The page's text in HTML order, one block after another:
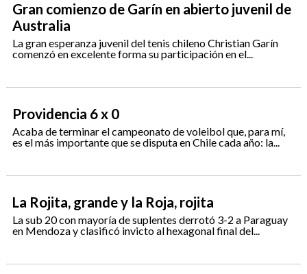
Gran comienzo de Garín en abierto juvenil de
Australia
La gran esperanza juvenil del tenis chileno Christian Garín
comenzó en excelente forma su participación en el...
Providencia 6 x 0
Acaba de terminar el campeonato de voleibol que, para mí,
es el más importante que se disputa en Chile cada año: la...
La Rojita, grande y la Roja, rojita
La sub 20 con mayoría de suplentes derrotó 3-2 a Paraguay
en Mendoza y clasificó invicto al hexagonal final del...